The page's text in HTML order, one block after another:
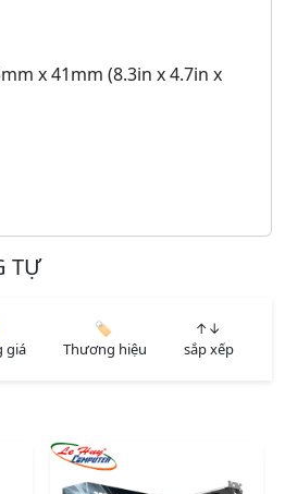
x 41mm (8.3in x 4.7in x
TỰ
giá
🏷️
Thương hiệu
↑↓
sắp xếp